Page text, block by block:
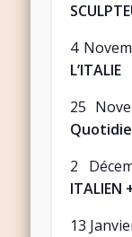
4
L’ITALIE
25
2
ITALIEN
13